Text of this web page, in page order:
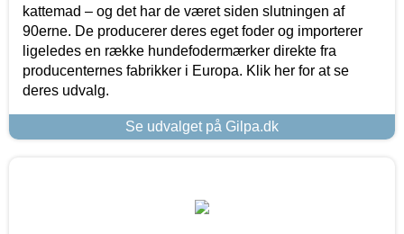
kattemad – og det har de været siden slutningen af
90erne. De producerer deres eget foder og importerer
ligeledes en række hundefodermærker direkte fra
producenternes fabrikker i Europa. Klik her for at se
deres udvalg.
Se udvalget på Gilpa.dk